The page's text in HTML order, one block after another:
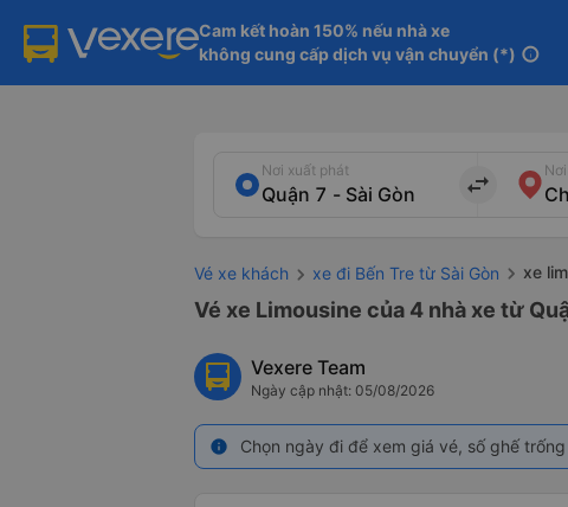
Cam kết hoàn 150% nếu nhà xe
không cung cấp dịch vụ vận chuyển (*) info
Nơi xuất phát
import_export
Vé xe khách xe đi Bến Tre từ Sài Gòn xe
Vé xe Limousine của 4 nhà xe từ
Vexere Team
Ngày cập nhật: 05/08/2026
info Chọn ngày đi để xem giá vé, số ghế